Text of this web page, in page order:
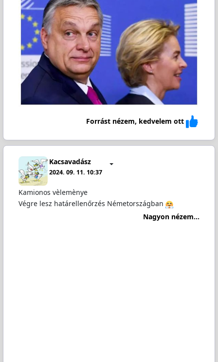
Forrást nézem, kedvelem ott
Kacsavadász
2024. 09. 11. 10:37
Kamionos vèlemènye
Végre lesz határellenőrzés Németországban
Nagyon nézem...